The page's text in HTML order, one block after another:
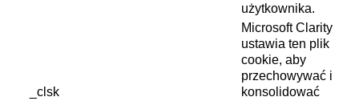
użytkownika.
_clsk
Microsoft Clarity
ustawia ten plik
cookie, aby
przechowywać i
konsolidować